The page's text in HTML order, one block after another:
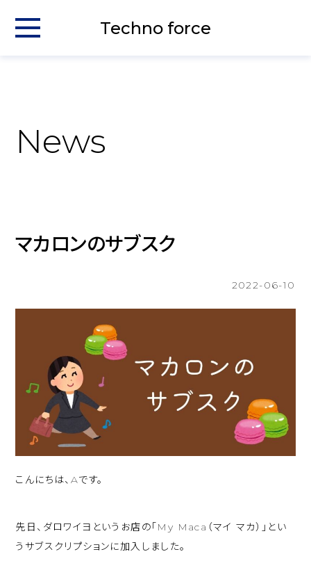
Techno force
News
マカロンのサブスク
2022-06-10
こんにちは、Aです。
先日、ダロワイヨというお店の「My Maca（マイ マカ）」とい
うサブスクリプションに加入しました。